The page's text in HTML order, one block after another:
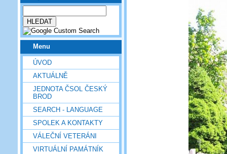
Menu
ÚVOD
AKTUÁLNĚ
JEDNOTA ČSOL ČESKÝ
BROD
SEARCH - LANGUAGE
SPOLEK A KONTAKTY
VÁLEČNÍ VETERÁNI
VIRTUÁLNÍ PAMÁTNÍK